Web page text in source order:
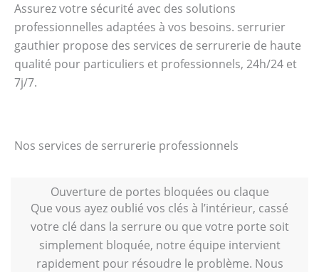
Assurez votre sécurité avec des solutions
professionnelles adaptées à vos besoins. serrurier
gauthier propose des services de serrurerie de haute
qualité pour particuliers et professionnels, 24h/24 et
7j/7.
Nos services de serrurerie professionnels
Ouverture de portes bloquées ou claque
Que vous ayez oublié vos clés à l’intérieur, cassé
votre clé dans la serrure ou que votre porte soit
simplement bloquée, notre équipe intervient
rapidement pour résoudre le problème. Nous